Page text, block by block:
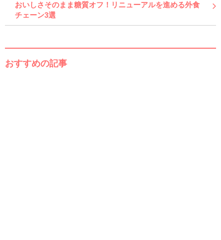
おいしさそのまま糖質オフ！リニューアルを進める外食
チェーン3選
おすすめの記事